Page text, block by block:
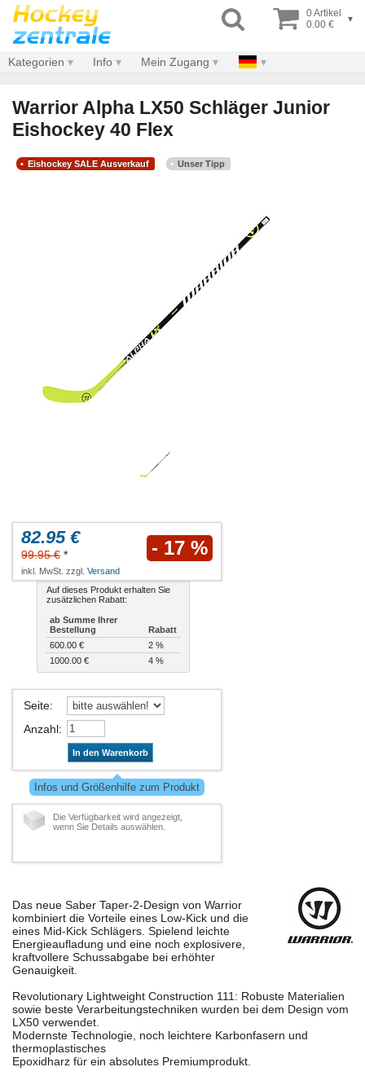
0 Artikel
0.00 €
▾
Kategorien Info Mein Zugang
Warrior Alpha LX50 Schläger Junior
Eishockey 40 Flex
Eishockey SALE Ausverkauf Unser Tipp
82.95 €
99.95 € * - 17 %
inkl. MwSt. zzgl. Versand
Auf dieses Produkt erhalten Sie
zusätzlichen Rabatt:
ab Summe Ihrer
Bestellung
Rabatt
600.00 €
2 %
1000.00 €
4 %
Seite:
Anzahl:
In den Warenkorb
Infos und Größenhilfe zum Produkt
Die Verfügbarkeit wird angezeigt,
wenn Sie Details auswählen.
Das neue Saber Taper-2-Design von Warrior
kombiniert die Vorteile eines Low-Kick und die
eines Mid-Kick Schlägers. Spielend leichte
Energieaufladung und eine noch explosivere,
kraftvollere Schussabgabe bei erhöhter
Genauigkeit.
Revolutionary Lightweight Construction 111: Robuste Materialien
sowie beste Verarbeitungstechniken wurden bei dem Design vom
LX50 verwendet.
Modernste Technologie, noch leichtere Karbonfasern und
thermoplastisches
Epoxidharz für ein absolutes Premiumprodukt.